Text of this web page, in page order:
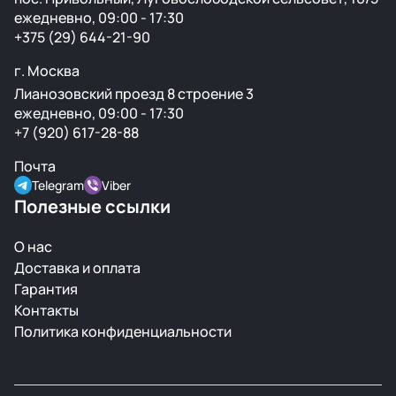
ежедневно, 09:00 - 17:30
+375 (29) 644-21-90
г. Москва
Лианозовский проезд 8 строение 3
ежедневно, 09:00 - 17:30
+7 (920) 617-28-88
Почта
Telegram Viber
Полезные ссылки
О нас
Доставка и оплата
Гарантия
Контакты
Политика конфиденциальности